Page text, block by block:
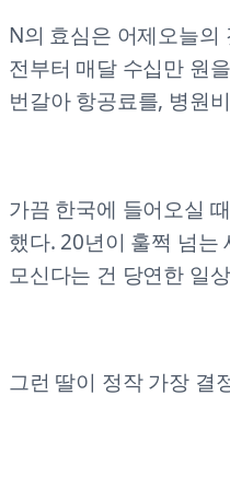
N의 효심은 어제오늘의
전부터 매달 수십만 원
번갈아 항공료를, 병원
가끔 한국에 들어오실
했다. 20년이 훌쩍 넘는
모신다는 건 당연한 일
그런 딸이 정작 가장 결